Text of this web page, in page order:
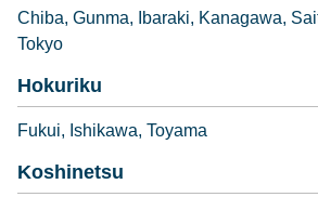
Chiba Gunma Ibaraki Kanagawa
Tokyo
Hokuriku
Fukui Ishikawa Toyama
Koshinetsu